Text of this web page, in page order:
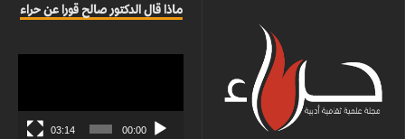
ماذا قال الدكتور صالح قورا عن حراء
00:00
03:14